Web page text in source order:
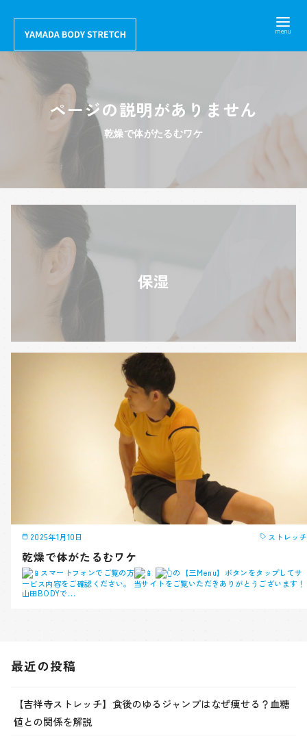
テ
ページの説明がありません
乾燥で体がたるむワケ
保湿
2025年1月10日 ストレッチ
乾燥で体がたるむワケ
スマートフォンでご覧の方
の【三Menu】ボタンをタップしてサ
ービス内容をご確認ください。 当サイトをご覧いただきありがとうございます！
山田BODYで…
最近の投稿
【吉祥寺ストレッチ】食後のゆるジャンプはなぜ痩せる？血糖
値との関係を解説